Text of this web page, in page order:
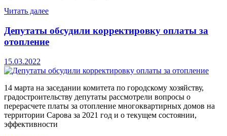
Читать далее
Депутаты обсудили корректировку оплаты за
отопление
15.03.2022
14 марта на заседании комитета по городскому хозяйству,
градостроительству депутаты рассмотрели вопросы о
перерасчете платы за отопление многоквартирных домов на
территории Сарова за 2021 год и о текущем состоянии,
эффективности